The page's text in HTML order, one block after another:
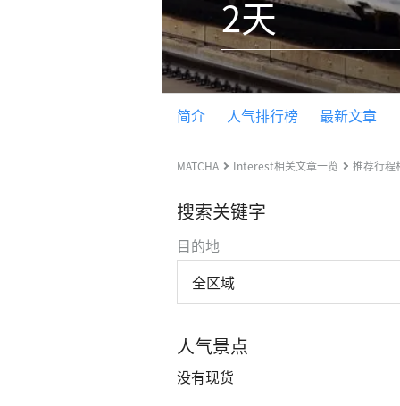
2天
简介 人气排行榜 最新文章
MATCHA Interest相关文章一览 推荐行程
搜索关键字
目的地
全区域
人气景点
没有现货